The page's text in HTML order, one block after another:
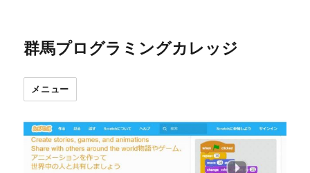
群馬プログラミングカレッジ
メニュー